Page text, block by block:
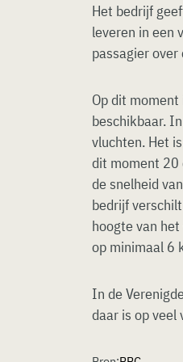
Het bedrijf
leveren in een
passagier
Op dit
beschikbaar.
vluchten. Het
dit moment 20
de snelheid
bedrijf
hoogte van
op minimaal 6
In de
daar is op veel